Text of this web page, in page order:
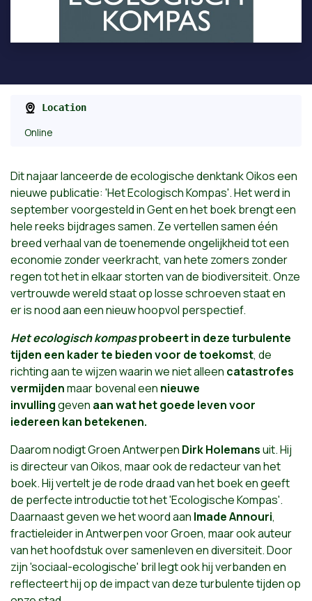
Location
Online
Dit najaar lanceerde de ecologische denktank Oikos een
nieuwe publicatie: 'Het Ecologisch Kompas'. Het werd in
september voorgesteld in Gent en het boek brengt een
hele reeks bijdrages samen. Ze vertellen samen één
breed verhaal van de toenemende ongelijkheid tot een
economie zonder veerkracht, van hete zomers zonder
regen tot het in elkaar storten van de biodiversiteit. Onze
vertrouwde wereld staat op losse schroeven staat en
er is nood aan een nieuw hoopvol perspectief.
Het ecologisch kompasprobeert in deze turbulente
tijden een kader te bieden voor de toekomst, de
richting aan te wijzen waarin we niet alleen catastrofes
vermijdenmaar bovenal een nieuwe
invullinggeven aan wat het goede leven voor
iedereen kan betekenen.
Daarom nodigt Groen Antwerpen Dirk Holemansuit. Hij
is directeur van Oikos, maar ook de redacteur van het
boek. Hij vertelt je de rode draad van het boek en geeft
de perfecte introductie tot het 'Ecologische Kompas'.
Daarnaast geven we het woord aan Imade Annouri,
fractieleider in Antwerpen voor Groen, maar ook auteur
van het hoofdstuk over samenleven en diversiteit. Door
zijn 'sociaal-ecologische' bril legt ook hij verbanden en
reflecteert hij op de impact van deze turbulente tijden op